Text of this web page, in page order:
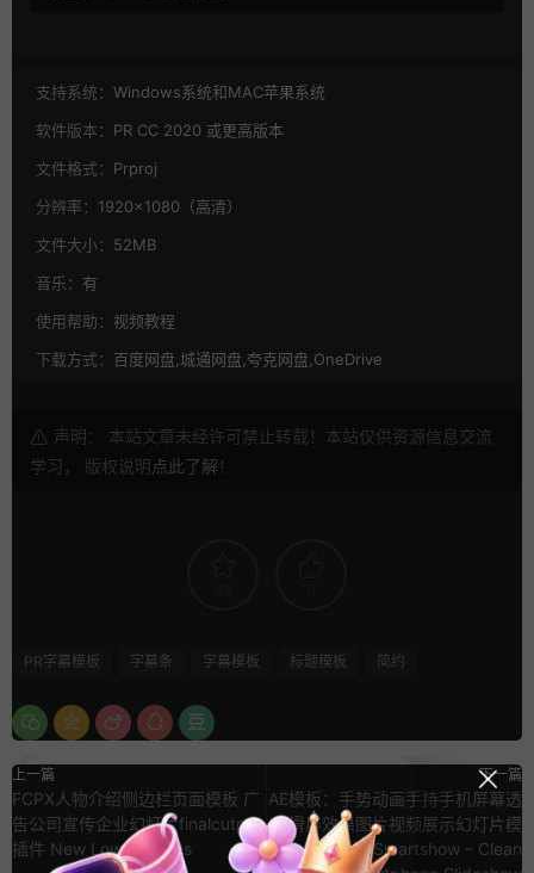
支持系统： Windows系统和MAC苹果系统
软件版本： PR CC 2020 或更高版本
文件格式： Prproj
分辨率： 1920×1080（高清）
文件大小： 52MB
音乐： 有
使用帮助： 视频教程
下载方式： 百度网盘,城通网盘,夸克网盘,OneDrive
声明： 本站文章未经许可禁止转载！本站仅供资源信息交流
学习， 版权说明点此了解 ！
PR字幕模板 字幕条 字幕模板 标题模板 简约
上一篇
FCPX人物介绍侧边栏页面模板 广
告公司宣传企业幻灯片finalcutpro
插件 New Lower Thirds
下一篇
AE模板：手势动画手持手机屏幕透
视滑屏效果图片视频展示幻灯片模
板 Smartshow – Clean